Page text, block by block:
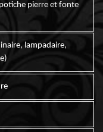
pierre et fonte
lampadaire,